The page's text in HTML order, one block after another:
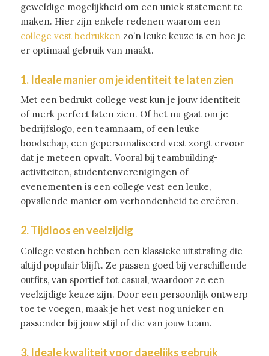
geweldige mogelijkheid om een uniek statement te
maken. Hier zijn enkele redenen waarom een
college vest bedrukken zo’n leuke keuze is en hoe je
er optimaal gebruik van maakt.
1. Ideale manier om je identiteit te laten zien
Met een bedrukt college vest kun je jouw identiteit
of merk perfect laten zien. Of het nu gaat om je
bedrijfslogo, een teamnaam, of een leuke
boodschap, een gepersonaliseerd vest zorgt ervoor
dat je meteen opvalt. Vooral bij teambuilding-
activiteiten, studentenverenigingen of
evenementen is een college vest een leuke,
opvallende manier om verbondenheid te creëren.
2. Tijdloos en veelzijdig
College vesten hebben een klassieke uitstraling die
altijd populair blijft. Ze passen goed bij verschillende
outfits, van sportief tot casual, waardoor ze een
veelzijdige keuze zijn. Door een persoonlijk ontwerp
toe te voegen, maak je het vest nog unieker en
passender bij jouw stijl of die van jouw team.
3. Ideale kwaliteit voor dagelijks gebruik